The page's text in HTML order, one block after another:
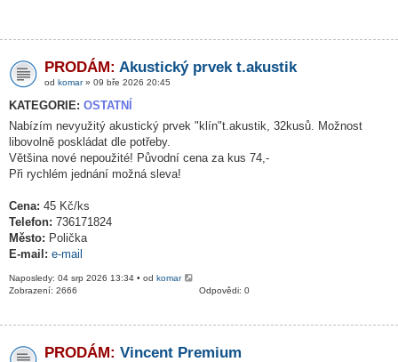
PRODÁM: Akustický prvek t.akustik
od komar» 09 bře 2026 20:45
KATEGORIE: OSTATNÍ
Nabízím nevyužitý akustický prvek "klín"t.akustik, 32kusů. Možnost
libovolně poskládat dle potřeby.
Většina nové nepoužité! Původní cena za kus 74,-
Při rychlém jednání možná sleva!
Cena: 45 Kč/ks
Telefon: 736171824
Město: Polička
E-mail: e-mail
Naposledy: 04 srp 2026 13:34 • od komar
Odpovědi: 0
Zobrazení: 2666
PRODÁM: Vincent Premium